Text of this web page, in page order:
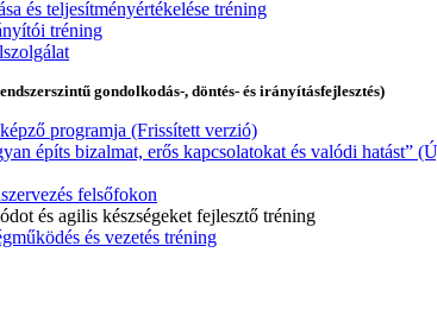
és teljesítményértékelése tréning
tréning
gondolkodás-, döntés- és irányításfejlesztés)
programja (Frissített verzió)
építs bizalmat, erős kapcsolatokat és valódi hatást”
felsőfokon
és agilis készségeket fejlesztő tréning
és vezetés tréning